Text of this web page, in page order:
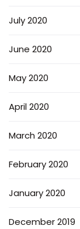
July 2020
June 2020
May 2020
April 2020
March 2020
February 2020
January 2020
December 2019